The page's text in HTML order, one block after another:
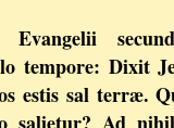
tempore: Dixit
estis sal terræ.